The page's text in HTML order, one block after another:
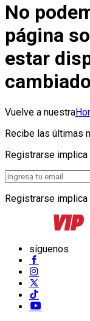
No
página
estar
Vuelve a nuestra
Recibe las últimas
Registrarse
Registrarse
síguenos